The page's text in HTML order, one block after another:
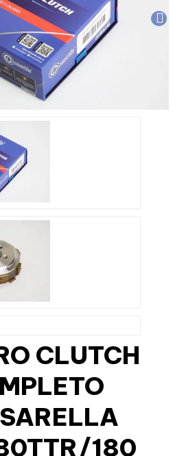
CLUTCH
180